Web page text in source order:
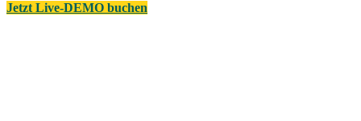
Jetzt Live-DEMO buchen